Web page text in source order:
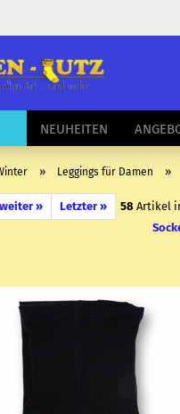
Passwort
NEUHEITEN
» Leggings für Damen »
weiter » Letzter » 58 Artikel